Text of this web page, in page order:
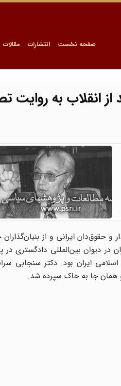
صفحه نخست انتشارات مقالات
انقلاب به روایت
سیاست‌مدار و حقوق‌دان ایرانی و
دیوان بین‌المللی دادگستری در